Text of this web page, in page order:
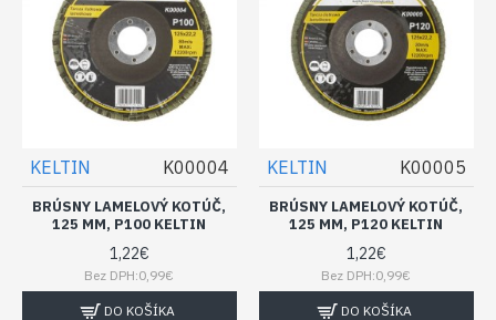
KELTIN K00004
BRÚSNY LAMELOVÝ KOTÚČ,
125 MM, P100 KELTIN
1,22€
Bez DPH:0,99€
DO KOŠÍKA
KELTIN K00005
BRÚSNY LAMELOVÝ KOTÚČ,
125 MM, P120 KELTIN
1,22€
Bez DPH:0,99€
DO KOŠÍKA